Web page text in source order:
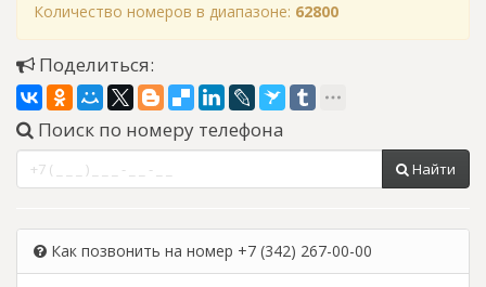
Количество номеров в диапазоне: 62800
Поделиться:
Поиск по номеру телефона
Найти
Как позвонить на номер +7 (342) 267-00-00